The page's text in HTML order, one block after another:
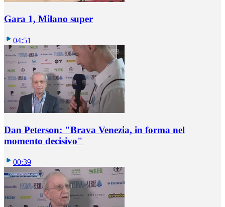
Gara 1, Milano super
04:51
Dan Peterson: "Brava Venezia, in forma nel
momento decisivo"
00:39